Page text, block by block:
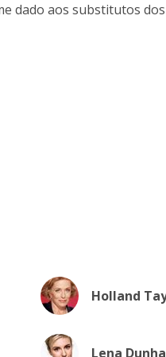
dado aos substitutos
Holland
Lena